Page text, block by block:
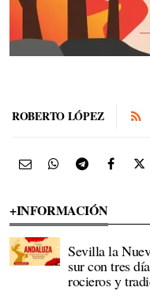
ROBERTO LÓPEZ
+INFORMACIÓN
Sevilla la
sur con tres
rocieros y